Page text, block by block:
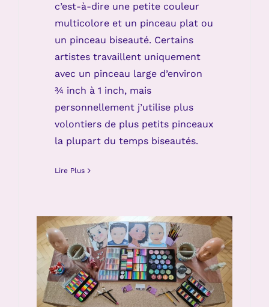
c’est-à-dire une petite couleur
multicolore et un pinceau plat ou
un pinceau biseauté. Certains
artistes travaillent uniquement
avec un pinceau large d’environ
¾ inch à 1 inch, mais
personnellement j’utilise plus
volontiers de plus petits pinceaux
la plupart du temps biseautés.
Lire Plus
Mesures d’hygiène et
désinfection pour le
maquillage pour